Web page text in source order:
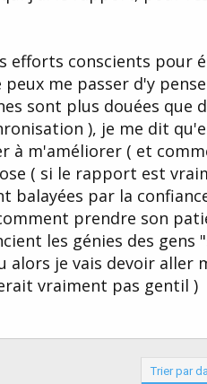
efforts conscients pour
me passer d'y
sont plus douées que
), je me dit
à m'améliorer ( et
( si le rapport est
balayées par la
prendre son
les génies des gens
alors je vais devoir aller
vraiment pas gentil )
Trier par